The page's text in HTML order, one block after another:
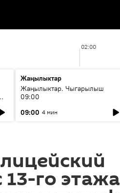
02:00
Жаңылыктар
Жаңылыктар. Чыгарылыш
09:00
09:00 4 мин
го